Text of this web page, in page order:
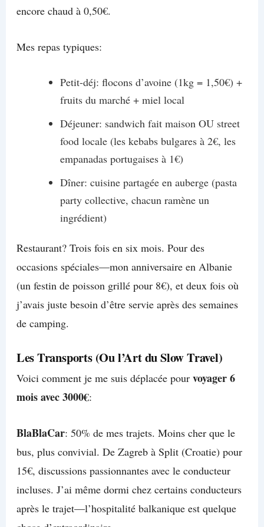
encore chaud à 0,50€.
Mes repas typiques:
Petit-déj: flocons d’avoine (1kg = 1,50€) +
fruits du marché + miel local
Déjeuner: sandwich fait maison OU street
food locale (les kebabs bulgares à 2€, les
empanadas portugaises à 1€)
Dîner: cuisine partagée en auberge (pasta
party collective, chacun ramène un
ingrédient)
Restaurant? Trois fois en six mois. Pour des
occasions spéciales—mon anniversaire en Albanie
(un festin de poisson grillé pour 8€), et deux fois où
j’avais juste besoin d’être servie après des semaines
de camping.
Les Transports (Ou l’Art du Slow Travel)
Voici comment je me suis déplacée pour voyager 6
mois avec 3000€:
BlaBlaCar: 50% de mes trajets. Moins cher que le
bus, plus convivial. De Zagreb à Split (Croatie) pour
15€, discussions passionnantes avec le conducteur
incluses. J’ai même dormi chez certains conducteurs
après le trajet—l’hospitalité balkanique est quelque